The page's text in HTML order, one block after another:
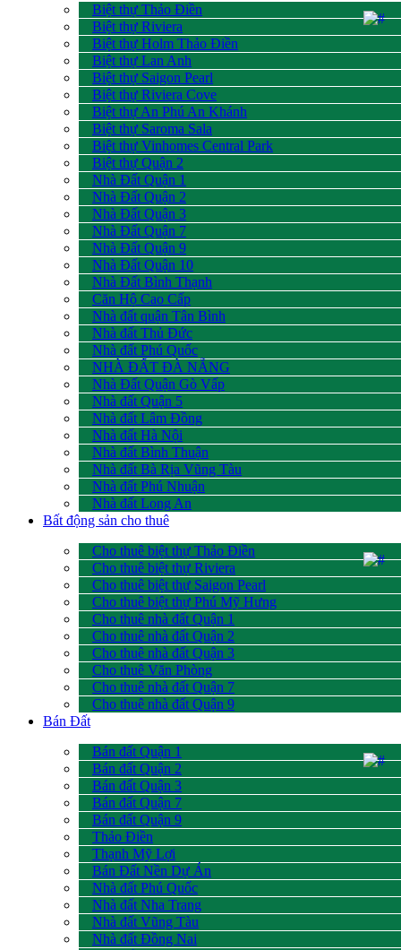
Biệt thự Thảo Điền
Biệt thự Riviera
Biệt thự Holm Thảo Điền
Biệt thự Lan Anh
Biệt thự Saigon Pearl
Biệt thự Riviera Cove
Biệt thự An Phú An Khánh
Biệt thự Saroma Sala
Biệt thự Vinhomes Central Park
Biệt thự Quận 2
Nhà Đất Quận 1
Nhà Đất Quận 2
Nhà Đất Quận 3
Nhà Đất Quận 7
Nhà Đất Quận 9
Nhà Đất Quận 10
Nhà Đất Bình Thạnh
Căn Hộ Cao Cấp
Nhà đất quận Tân Bình
Nhà đất Thủ Đức
Nhà đất Phú Quốc
NHÀ ĐẤT ĐÀ NẴNG
Nhà Đất Quận Gò Vấp
Nhà đất Quận 5
Nhà đất Lâm Đồng
Nhà đất Hà Nội
Nhà đất Bình Thuận
Nhà đất Bà Rịa Vũng Tàu
Nhà đất Phú Nhuận
Nhà đất Long An
Bất động sản cho thuê
Cho thuê biệt thự Thảo Điền
Cho thuê biệt thự Riviera
Cho thuê biệt thự Saigon Pearl
Cho thuê biệt thự Phú Mỹ Hưng
Cho thuê nhà đất Quận 1
Cho thuê nhà đất Quận 2
Cho thuê nhà đất Quận 3
Cho thuê Văn Phòng
Cho thuê nhà đất Quận 7
Cho thuê nhà đất Quận 9
Bán Đất
Bán đất Quận 1
Bán đất Quận 2
Bán đất Quận 3
Bán đất Quận 7
Bán đất Quận 9
Thảo Điền
Thạnh Mỹ Lợi
Bán Đất Nền Dự Án
Nhà đất Phú Quốc
Nhà đất Nha Trang
Nhà đất Vũng Tàu
Nhà đất Đồng Nai